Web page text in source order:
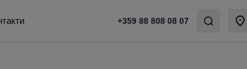
+359 88 808 08 07